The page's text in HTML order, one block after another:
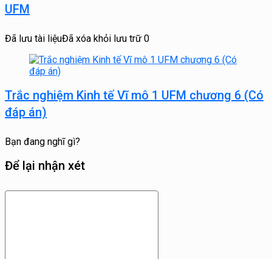
UFM
Đã lưu tài liệuĐã xóa khỏi lưu trữ 0
Trắc nghiệm Kinh tế Vĩ mô 1 UFM chương 6 (Có
đáp án)
Bạn đang nghĩ gì?
Để lại nhận xét